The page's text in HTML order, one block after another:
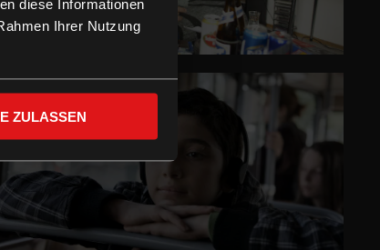
diese Informationen
Ihrer Nutzung
ZULASSEN